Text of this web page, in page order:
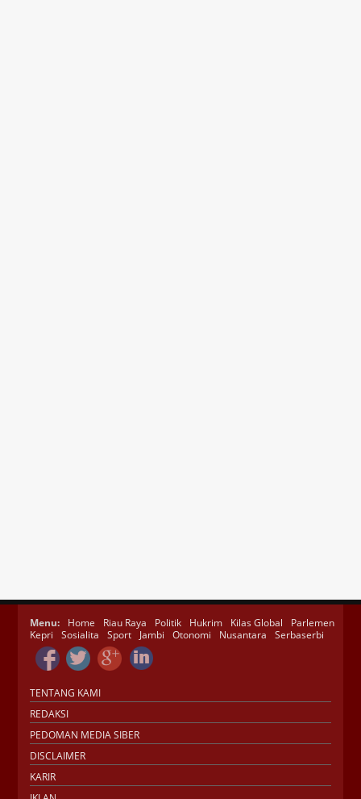
Menu: Home Riau Raya Politik Hukrim Kilas Global
Parlemen
Kepri
Sosialita Sport Jambi Otonomi Nusantara Serbaserbi
TENTANG KAMI
REDAKSI
PEDOMAN MEDIA SIBER
DISCLAIMER
KARIR